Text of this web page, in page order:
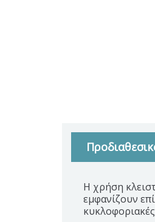
Η χρήση
εμφανίζουν